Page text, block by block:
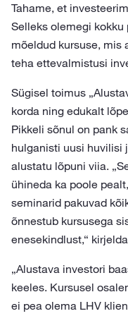
Tahame, et
Selleks olemegi
mõeldud kursuse, mis
teha ettevalmistusi
Sügisel toimus
korda ning edukalt
Pikkeli sõnul on pank
hulganisti uusi huvilisi
alustatu lõpuni viia.
ühineda ka poole
seminarid pakuvad
õnnestub kursusega
enesekindlust,“
„Alustava investori
keeles. Kursusel
ei pea olema LHV